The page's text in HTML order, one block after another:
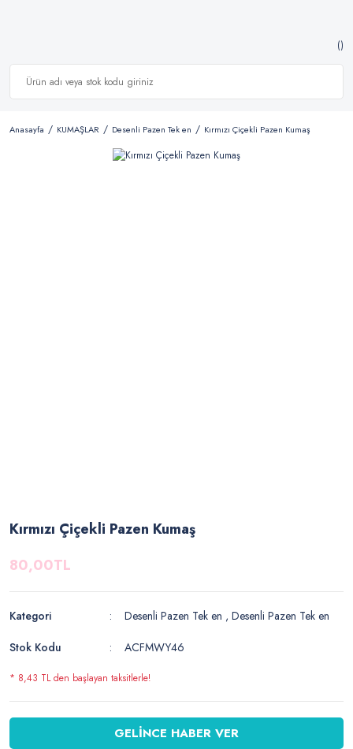
Anasayfa KUMAŞLAR Desenli Pazen Tek en Kırmızı Çiçekli Pazen Kumaş
Kırmızı Çiçekli Pazen Kumaş
80,00TL
Kategori Desenli Pazen Tek en ,Desenli Pazen Tek en
Stok Kodu
ACFMWY46
* 8,43 TL den başlayan taksitlerle!
GELİNCE HABER VER